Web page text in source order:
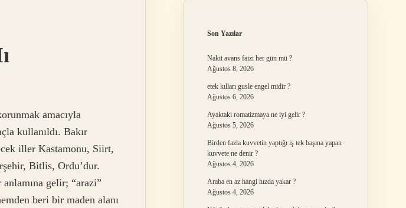
amacıyla
kullanıldı. Bakır
iller Kastamonu, Siirt,
Bitlis, Ordu’dur.
gelir; “arazi”
beri bir maden alanı
Son Yazılar
Nakit avans faizi her gün mü ?
Ağustos 8, 2026
etek kılları gusle engel midir ?
Ağustos 6, 2026
Ayaktaki romatizmaya ne iyi gelir ?
Ağustos 5, 2026
Birden fazla kuvvetin yaptığı iş tek başına yapan
kuvvete ne denir ?
Ağustos 4, 2026
Araba en az hangi hızda yakar ?
Ağustos 4, 2026